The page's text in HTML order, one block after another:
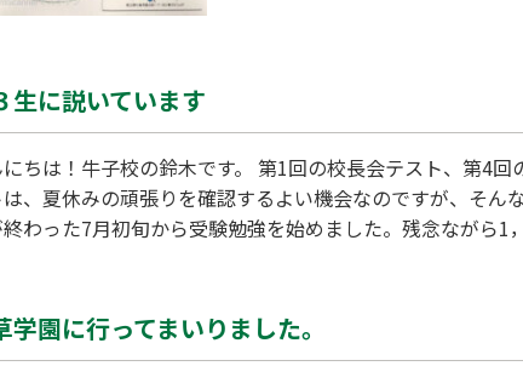
生に説いています
にちは！牛子校の鈴木です。 第1回の校長会テスト、第4
は、夏休みの頑張りを確認するよい機会なのですが、そ
終わった7月初旬から受験勉強を始めました。残念ながら
学園に行ってまいりました。